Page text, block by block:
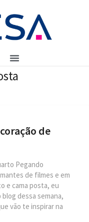
de
Pegando
de filmes e em
e cama posta, eu
dessa semana,
vão te inspirar na